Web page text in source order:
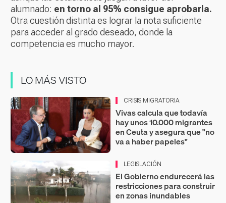
alumnado: en torno al 95% consigue aprobarla.
Otra cuestión distinta es lograr la nota suficiente
para acceder al grado deseado, donde la
competencia es mucho mayor.
LO MÁS VISTO
CRISIS MIGRATORIA
Vivas calcula que todavía
hay unos 10.000 migrantes
en Ceuta y asegura que "no
va a haber papeles"
LEGISLACIÓN
El Gobierno endurecerá las
restricciones para construir
en zonas inundables